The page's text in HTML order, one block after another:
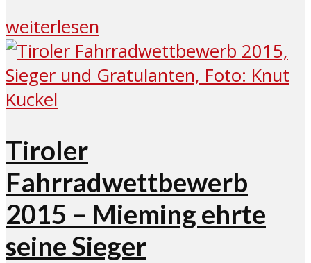
weiterlesen
Tiroler
Fahrradwettbewerb
2015 – Mieming ehrte
seine Sieger